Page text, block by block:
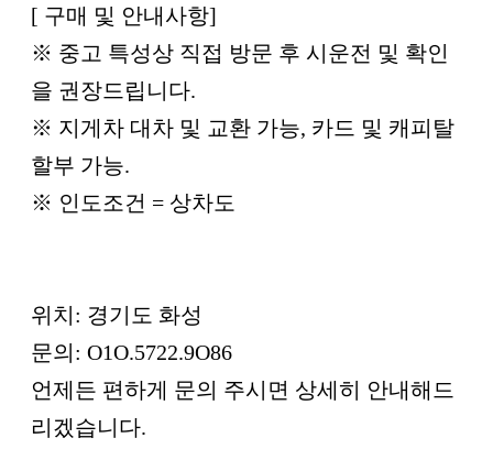
[ 구매 및 안내사항]
※ 중고 특성상 직접 방문 후 시운전 및 확인
을 권장드립니다.
※ 지게차 대차 및 교환 가능, 카드 및 캐피탈
할부 가능.
※ 인도조건 = 상차도
위치: 경기도 화성
문의: O1O.5722.9O86
언제든 편하게 문의 주시면 상세히 안내해드
리겠습니다.